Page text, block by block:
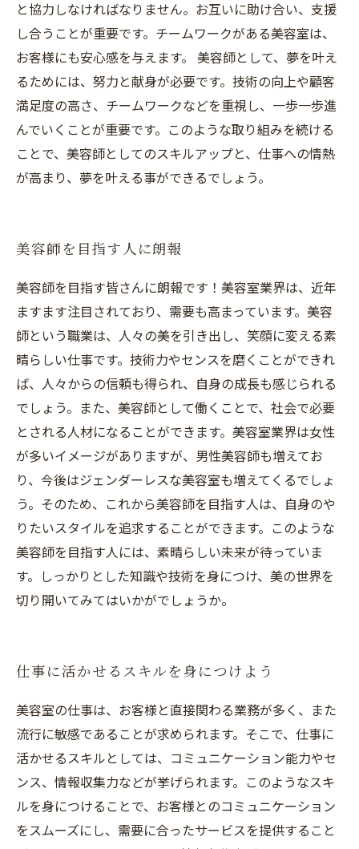
と協力しなければなりません。お互いに助け合い、支援
し合うことが重要です。チームワークがある美容室は、
お客様にも安心感を与えます。 美容師として、夢を叶え
るためには、努力と献身が必要です。技術の向上や顧客
満足度の高さ、チームワークなどを重視し、一歩一歩進
んでいくことが重要です。このような取り組みを続ける
ことで、美容師としてのスキルアップと、仕事への情熱
が高まり、夢を叶える事ができるでしょう。
美容師を目指す人に朗報
美容師を目指す皆さんに朗報です！美容室業界は、近年
ますます注目されており、需要も高まっています。美容
師という職業は、人々の美を引き出し、笑顔に変える素
晴らしい仕事です。技術力やセンスを磨くことができれ
ば、人々からの信頼も得られ、自身の成長も感じられる
でしょう。また、美容師として働くことで、社会で必要
とされる人材になることができます。美容室業界は女性
が多いイメージがありますが、男性美容師も増えてお
り、今後はジェンダーレスな美容室も増えてくるでしょ
う。そのため、これから美容師を目指す人は、自身のや
りたいスタイルを追求することができます。このような
美容師を目指す人には、素晴らしい未来が待っていま
す。しっかりとした知識や技術を身につけ、美の世界を
切り開いてみてはいかがでしょうか。
仕事に活かせるスキルを身につけよう
美容室の仕事は、お客様と直接関わる業務が多く、また
流行に敏感であることが求められます。そこで、仕事に
活かせるスキルとしては、コミュニケーション能力やセ
ンス、情報収集力などが挙げられます。このようなスキ
ルを身につけることで、お客様とのコミュニケーション
をスムーズにし、需要に合ったサービスを提供すること